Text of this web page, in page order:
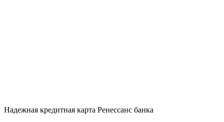
Надежная кредитная карта Ренессанс банка